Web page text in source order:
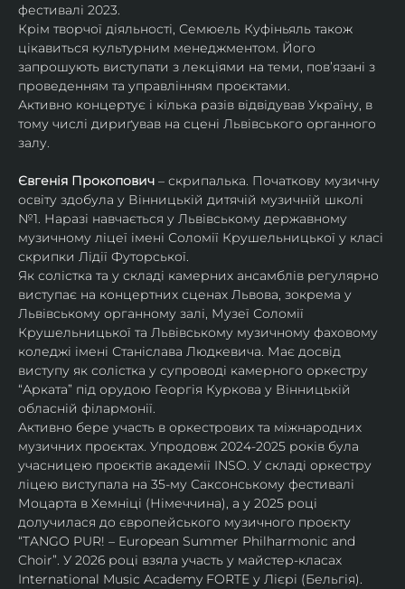
фестивалі 2023.
Крім творчої діяльності, Семюель Куфіньяль також
цікавиться культурним менеджментом. Його
запрошують виступати з лекціями на теми, пов’язані з
проведенням та управлінням проєктами.
Активно концертує і кілька разів відвідував Україну, в
тому числі дириґував на сцені Львівського органного
залу.
Євгенія Прокопович – скрипалька. Початкову музичну
освіту здобула у Вінницькій дитячій музичній школі
№1. Наразі навчається у Львівському державному
музичному ліцеї імені Соломії Крушельницької у класі
скрипки Лідії Футорської.
Як солістка та у складі камерних ансамблів регулярно
виступає на концертних сценах Львова, зокрема у
Львівському органному залі, Музеї Соломії
Крушельницької та Львівському музичному фаховому
коледжі імені Станіслава Людкевича. Має досвід
виступу як солістка у супроводі камерного оркестру
“Арката” під орудою Георгія Куркова у Вінницькій
обласній філармонії.
Активно бере участь в оркестрових та міжнародних
музичних проєктах. Упродовж 2024-2025 років була
учасницею проєктів академії INSO. У складі оркестру
ліцею виступала на 35-му Саксонському фестивалі
Моцарта в Хемніці (Німеччина), а у 2025 році
долучилася до європейського музичного проєкту
“TANGO PUR! – European Summer Philharmonic and
Choir”. У 2026 році взяла участь у майстер-класах
International Music Academy FORTE у Лієрі (Бельгія).